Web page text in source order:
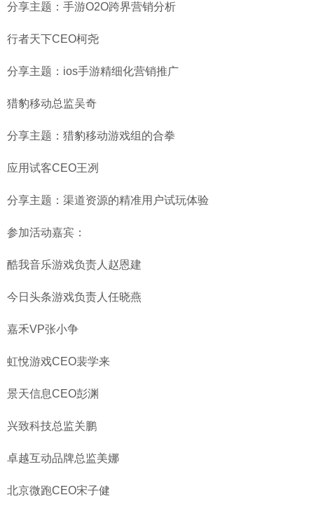
分享主题：手游O2O跨界营销分析
行者天下CEO柯尧
分享主题：ios手游精细化营销推广
猎豹移动总监吴奇
分享主题：猎豹移动游戏组的合拳
应用试客CEO王冽
分享主题：渠道资源的精准用户试玩体验
参加活动嘉宾：
酷我音乐游戏负责人赵恩建
今日头条游戏负责人任晓燕
嘉禾VP张小争
虹悅游戏CEO裴学来
景天信息CEO彭渊
兴致科技总监关鹏
卓越互动品牌总监美娜
北京微跑CEO宋子健